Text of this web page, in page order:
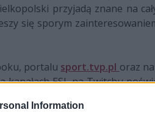
Information
przyjadą znane na
się sporym
portalu sport.tvp.pl oraz
ESL na Twitchu
również na antenie